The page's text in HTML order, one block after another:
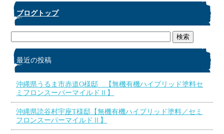
ブログトップ
最近の投稿
沖縄県うるま市赤道O様邸 【無機有機ハイブリッド塗料セ
ミフロンスーパーマイルドⅡ】
沖縄県読谷村宇座T様邸【無機有機ハイブリッド塗料／セミ
フロンスーパーマイルドⅡ】